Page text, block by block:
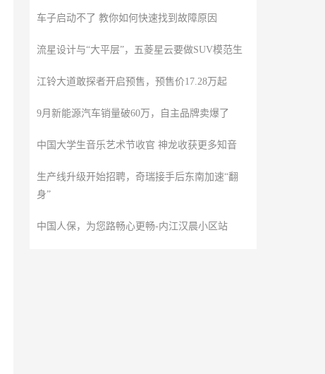
车子启动不了 教你如何快速找到故障原因
流星设计与“大平层”，五菱星云要做SUV模范生
江铃大道敢探者开启预售，预售价17.28万起
9月新能源汽车销量破60万，自主品牌卖爆了
中国大学生音乐艺术节收官 神龙收获更多知音
生产线升级开始招聘，奇瑞接手后东南加速“翻
身”
中国人保，为您路畅心更畅-内江汉晨小区站